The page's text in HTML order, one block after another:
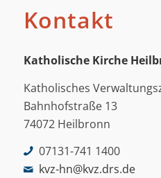
Kontakt
Katholische Kirche
Katholisches
Bahnhofstraße 13
74072 Heilbronn
07131-741 1400
kvz-hn@kvz.drs.de